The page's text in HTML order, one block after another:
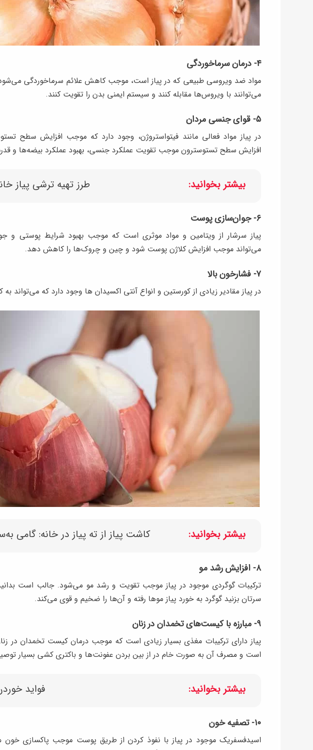
۴- درمان سرماخوردگی
مواد ضد ویروسی طبیعی که در پیاز است، موجب کاهش علائم سرماخوردگی می‌شود.
می‌توانند با ویروس‌ها مقابله کنند و سیستم ایمنی بدن را تقویت کنند.
۵- قوای جنسی مردان
در پیاز مواد فعالی مانند فیتواستروژن، وجود دارد که موجب افزایش سطح
افزایش سطح تستوسترون موجب تقویت عملکرد جنسی، بهبود عملکرد بیضه‌ها و
بیشتر بخوانید: طرز تهیه‌ ترشی پیاز
۶- جوان‌سازی پوست
پیاز سرشار از ویتامین و مواد موثری است که موجب بهبود شرایط پوستی و
می‌تواند موجب افزایش کلاژن پوست شود و چین و چروک‌ها را کاهش دهد.
۷- فشارخون بالا
در پیاز مقادیر زیادی از کورستین و انواع آنتی اکسیدان ها وجود دارد که
بیشتر بخوانید: کاشت پیاز از ته پیاز در خانه: گامی
۸- افزایش رشد مو
ترکیبات گوگردی موجود در پیاز موجب تقویت و رشد مو می‌شود. جالب است
سرتان بزنید گوگرد به خورد پیاز موها رفته و آن‌ها را ضخیم و قوی می‌کند.
۹- مبارزه با کیست‌های تخمدان در زنان
پیاز دارای ترکیبات مغذی بسیار زیادی است که موجب درمان کیست تخمدان در
است و مصرف آن به صورت خام در از بین بردن عفونت‌ها و باکتری کشی بسیار
بیشتر بخوانید: فواید
۱۰- تصفیه خون
اسیدفسفریک موجود در پیاز با نفوذ کردن از طریق پوست موجب پاکسازی خون